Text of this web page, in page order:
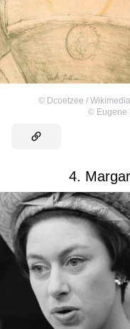
© Dcoetzee /
© Eugene
4.